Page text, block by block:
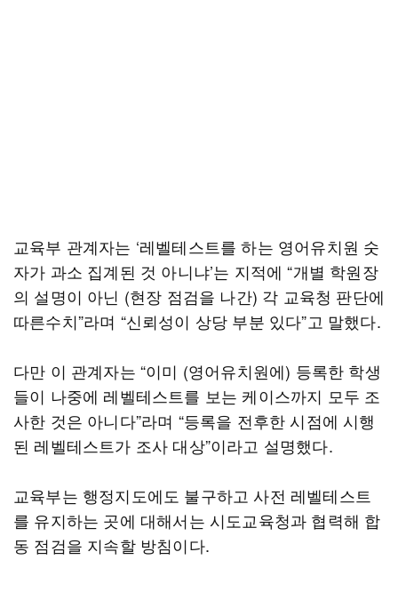
교육부 관계자는 ‘레벨테스트를 하는 영어유치원 숫
자가 과소 집계된 것 아니냐’는 지적에 “개별 학원장
의 설명이 아닌 (현장 점검을 나간) 각 교육청 판단에
따른수치”라며 “신뢰성이 상당 부분 있다”고 말했다.
다만 이 관계자는 “이미 (영어유치원에) 등록한 학생
들이 나중에 레벨테스트를 보는 케이스까지 모두 조
사한 것은 아니다”라며 “등록을 전후한 시점에 시행
된 레벨테스트가 조사 대상”이라고 설명했다.
교육부는 행정지도에도 불구하고 사전 레벨테스트
를 유지하는 곳에 대해서는 시도교육청과 협력해 합
동 점검을 지속할 방침이다.